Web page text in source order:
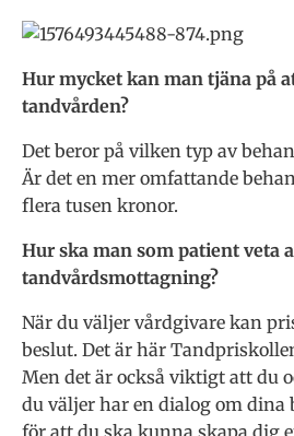
Hur mycket kan man tjäna på
tandvården?
Det beror på vilken typ av
Är det en mer omfattande
flera tusen kronor.
Hur ska man som patient veta
tandvårdsmottagning?
När du väljer vårdgivare kan
beslut. Det är här
Men det är också viktigt att du
du väljer har en dialog om dina
för att du ska kunna skapa dig